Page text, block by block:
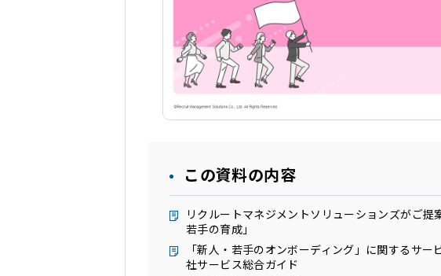
この資料の内容
リクルートマネジメントソリューションズがご提
若手の育成」
「新人・若手のオンボーディング」に関するサー
社サービス総合ガイド